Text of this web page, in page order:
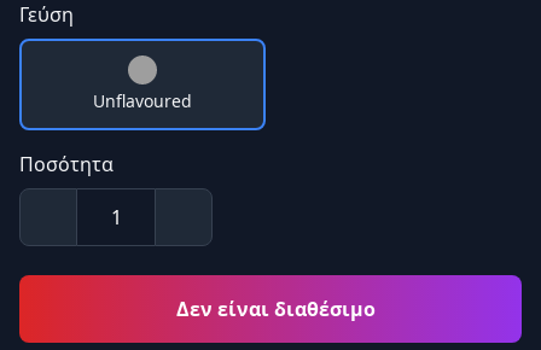
Γεύση
Unflavoured
Ποσότητα
Δεν είναι διαθέσιμο